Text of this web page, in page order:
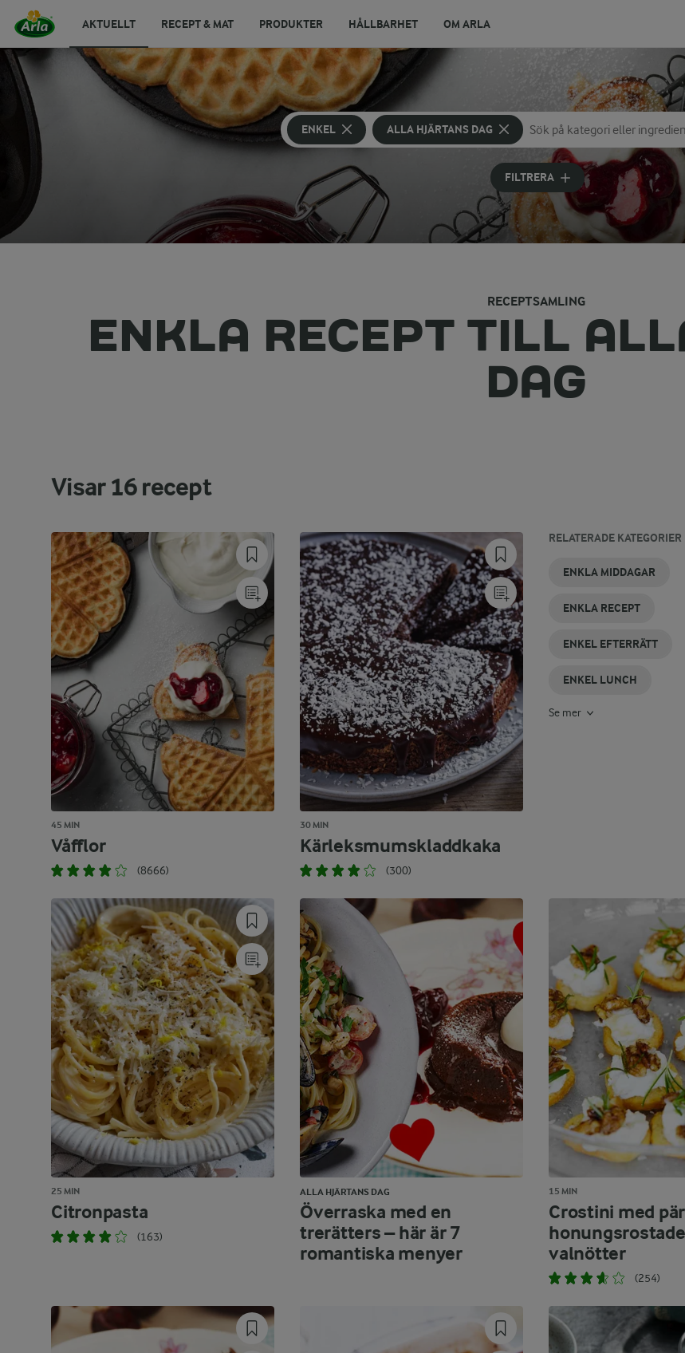
AKTUELLT RECEPT & MAT PRODUKTER HÅLLBARHET OM ARLA
ENKEL ALLA HJÄRTANS DAG
Sök på kategori eller ingrediens
Skriv in sökord för att få förslag
FILTRERA
RECEPTSAMLING
ENKLA RECEPT TILL
DAG
Visar16recept
45 MIN
Våfflor
(8666)
30 MIN
Kärleksmumskladdkaka
(300)
RELATERADE KATEGORIER
ENKLA MIDDAGAR
ENKLA RECEPT
ENKEL EFTERRÄTT
ENKEL LUNCH
ENKLA
TÅRTOR
ENKEL
FÖRRÄTT
ENKLA
SOCKERKAKOR
ENKEL
DESSERT
ENKELT
TILLTUGG
ENKEL
CARBONARA
Se mer
25 MIN
Citronpasta
(163)
ALLA HJÄRTANS DAG
Överraska med en
trerätters – här är 7
romantiska menyer
15 MIN
Crostini med
honungsrostade
valnötter
(254)